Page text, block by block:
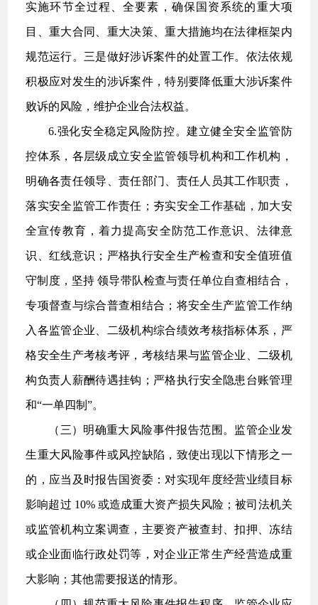
实施环节全过程、全要素，确保国资系统的重大项
目、重大合同、重大决策、重大措施均在法律框架内
规范运行。三是做好涉诉案件的处置工作。依法依规
积极应对发生的涉诉案件，特别要降低重大涉诉案件
败诉的风险，维护企业合法权益。
6.强化安全稳定风险防控。建立健全安全监管防
控体系，各层级成立安全监管领导机构和工作机构，
明确各责任领导、责任部门、责任人员其工作职责，
落实安全监管工作责任；夯实安全工作基础，加大安
全宣传教育，着力提高安全防范工作意识、法律意
识、红线意识；严格执行安全生产检查和安全值班值
守制度，坚持 领导带队检查与责任单位自查相结合，
专项督查与综合普查相结合；将安全生产监管工作纳
入各监管企业、二级机构综合绩效考核指标体系，严
格安全生产考核考评，考核结果与监管企业、二级机
构负责人薪酬待遇挂钩；严格执行安全隐患台账管理
和“一单四制”。
（三）明确重大风险事件报告范围。监管企业发
生重大风险事件或风控缺陷，致使出现以下情形之一
的，应当及时报告国资委：对实现年度经营业绩目标
影响超过 10% 或造成重大资产损失风险；被司法机关
或监管机构立案调查，主要资产被查封、扣押、冻结
或企业面临行政处罚等，对企业正常生产经营造成重
大影响；其他需要报送的情形。